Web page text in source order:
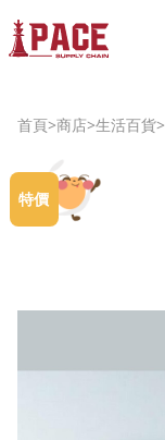
首頁>商店>生活百貨>
特價